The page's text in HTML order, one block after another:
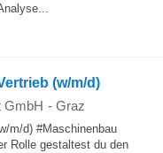
(w/m/d)
GmbH - Graz
m/d) #Maschinenbau
Rolle gestaltest du den